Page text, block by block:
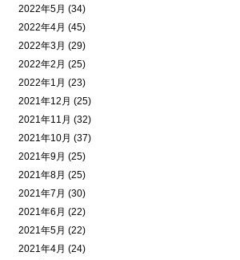
2022年5月 (34)
2022年4月 (45)
2022年3月 (29)
2022年2月 (25)
2022年1月 (23)
2021年12月 (25)
2021年11月 (32)
2021年10月 (37)
2021年9月 (25)
2021年8月 (25)
2021年7月 (30)
2021年6月 (22)
2021年5月 (22)
2021年4月 (24)